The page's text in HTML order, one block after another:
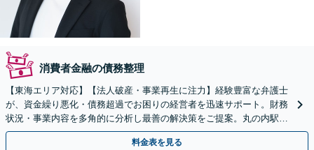
消費者金融の債務整理
【東海エリア対応】【法人破産・事業再生に注力】経験豊富な弁護士
が、資金繰り悪化・債務超過でお困りの経営者を迅速サポート。財務
状況・事業内容を多角的に分析し最善の解決策をご提案。丸の内駅1
分/休日夜間相談可/WEB面談対応
料金表を見る